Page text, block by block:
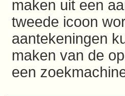
maken uit een
tweede icoon
aantekeningen
maken van de
een